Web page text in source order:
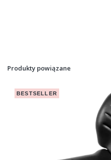
Produkty powiązane
BESTSELLER